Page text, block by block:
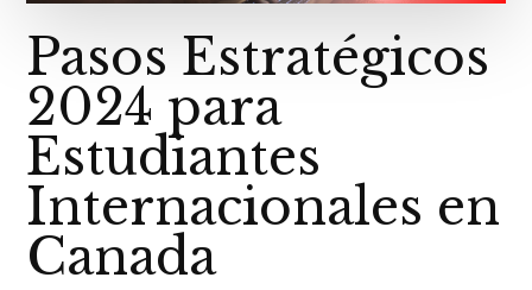
Pasos Estratégicos
2024 para
Estudiantes
Internacionales en
Canada